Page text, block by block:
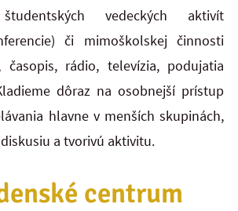
vedeckých aktivít
či mimoškolskej činnosti
časopis, rádio, televízia, podujatia
dôraz na osobnejší prístup
hlavne v menších skupinách,
a tvorivú aktivitu.
centrum